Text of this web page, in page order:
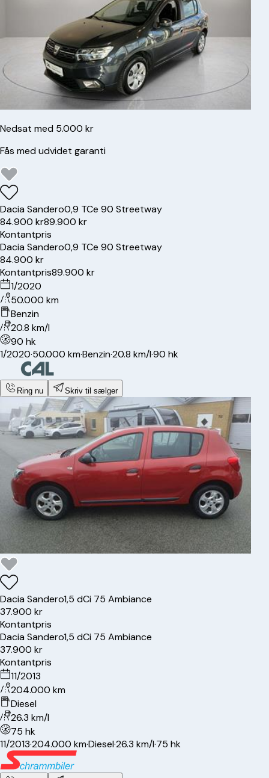
Nedsat med 5.000 kr
Fås med udvidet garanti
DaciaSandero0,9 TCe 90 Streetway
84.900 kr89.900 kr
Kontantpris
DaciaSandero0,9 TCe 90 Streetway
84.900 kr
Kontantpris89.900 kr
1/2020
50.000 km
Benzin
20.8 km/l
90 hk
1/2020·50.000 km·Benzin·20.8 km/l·90 hk
Ring nu Skriv til sælger
DaciaSandero1,5 dCi 75 Ambiance
37.900 kr
Kontantpris
DaciaSandero1,5 dCi 75 Ambiance
37.900 kr
Kontantpris
11/2013
204.000 km
Diesel
26.3 km/l
75 hk
11/2013·204.000 km·Diesel·26.3 km/l·75 hk